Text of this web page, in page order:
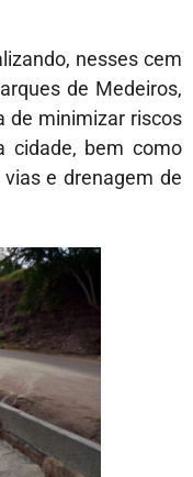
nesses cem
de Medeiros,
de minimizar riscos
cidade, bem como
e drenagem de